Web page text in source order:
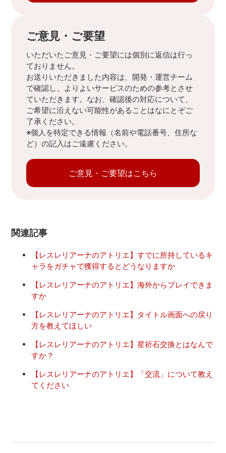
ご意見・ご要望
いただいたご意見・ご要望には個別に返信は行っ
ておりません。
お送りいただきました内容は、開発・運営チーム
で確認し、よりよいサービスのための参考とさせ
ていただきます。なお、確認後の対応について、
ご希望に沿えない可能性があることはなにとぞご
了承ください。
※個人を特定できる情報（名前や電話番号、住所な
ど）の記入はご遠慮ください。
ご意見・ご要望はこちら
関連記事
【レスレリアーナのアトリエ】すでに所持しているキ
ャラをガチャで獲得するとどうなりますか
【レスレリアーナのアトリエ】海外からプレイできま
すか
【レスレリアーナのアトリエ】タイトル画面への戻り
方を教えてほしい
【レスレリアーナのアトリエ】星祈石交換とはなんで
すか？
【レスレリアーナのアトリエ】「交流」について教え
てください